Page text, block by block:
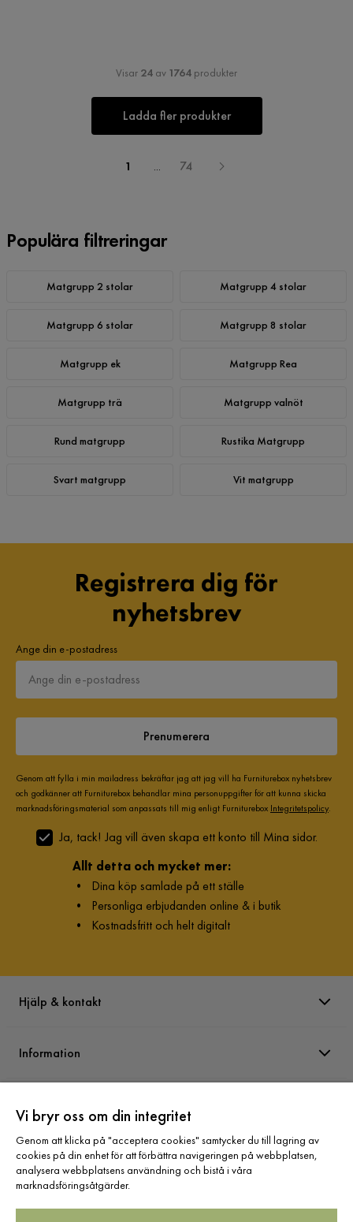
Visar 24 av 1764 produkter
Ladda fler produkter
1 ... 74
Populära filtreringar
Matgrupp 2 stolar Matgrupp 4 stolar
Matgrupp 6 stolar Matgrupp 8 stolar
Matgrupp ek Matgrupp Rea
Matgrupp trä Matgrupp valnöt
Rund matgrupp Rustika Matgrupp
Svart matgrupp Vit matgrupp
Registrera dig för
nyhetsbrev
Ange din e-postadress
Prenumerera
Genom att fylla i min mailadress bekräftar jag att jag vill ha Furniturebox nyhetsbrev
och godkänner att Furniturebox behandlar mina personuppgifter för att kunna skicka
marknadsföringsmaterial som anpassats till mig enligt Furniturebox Integritetspolicy.
Ja, tack! Jag vill även skapa ett konto till Mina sidor.
Allt detta och mycket mer:
• Dina köp samlade på ett ställe
• Personliga erbjudanden online & i butik
• Kostnadsfritt och helt digitalt
Hjälp & kontakt
Information
Sortiment
Vi bryr oss om din integritet
Genom att klicka på "acceptera cookies" samtycker du till lagring av
cookies på din enhet för att förbättra navigeringen på webbplatsen,
analysera webbplatsens användning och bistå i våra
marknadsföringsåtgärder.